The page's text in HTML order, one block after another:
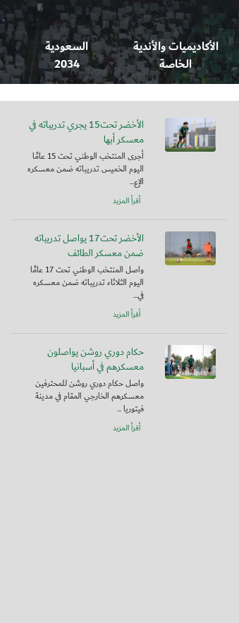
الأكاديميات والأندية
الخاصة
السعودية
2034
الأخضر تحت15 يجري تدريباته في
معسكر أبها
أجرى المنتخب الوطني تحت 15 عامًا
اليوم الخميس تدريباته ضمن معسكره
الإع...
أقرأ المزيد
الأخضر تحت17 يواصل تدريباته
ضمن معسكر الطائف
واصل المنتخب الوطني تحت 17 عامًا
اليوم الثلاثاء تدريباته ضمن معسكره
في...
أقرأ المزيد
حكام دوري روشن يواصلون
معسكرهم في أسبانيا
واصل حكام دوري روشن للمحترفين
معسكرهم الخارجي المقام في مدينة
فيتوريا ...
أقرأ المزيد